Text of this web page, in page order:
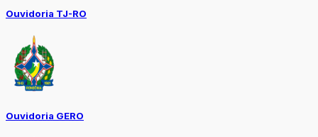
Ouvidoria TJ-RO
Ouvidoria GERO